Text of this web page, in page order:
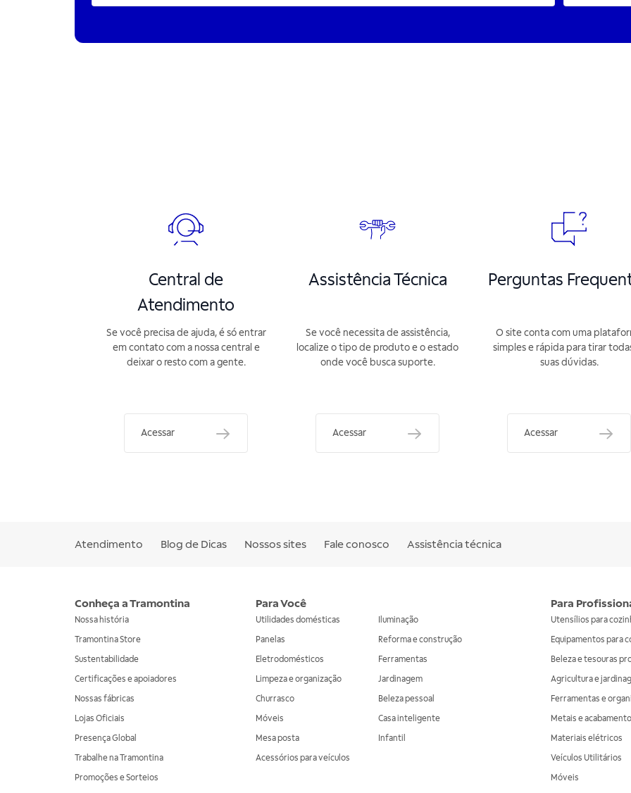
Central de
Atendimento
Se você precisa de ajuda, é só entrar
em contato com a nossa central e
deixar o resto com a gente.
Acessar
Assistência Técnica
Se você necessita de assistência,
localize o tipo de produto e o estado
onde você busca suporte.
Acessar
Perguntas
O site conta com uma
simples e rápida para tirar
suas dúvidas.
Acessar
Atendimento Blog de Dicas Nossos sites Fale conosco Assistência técnica
Conheça a Tramontina
Nossa história
Tramontina Store
Sustentabilidade
Certificações e apoiadores
Nossas fábricas
Lojas Oficiais
Presença Global
Trabalhe na Tramontina
Promoções e Sorteios
Para Você
Utilidades domésticas
Panelas
Eletrodomésticos
Limpeza e organização
Churrasco
Móveis
Mesa posta
Acessórios para veículos
Iluminação
Reforma e construção
Ferramentas
Jardinagem
Beleza pessoal
Casa inteligente
Infantil
Para
Utensílios para
Equipamentos para
Beleza e tesouras
Agricultura e
Ferramentas e
Metais e
Materiais elétricos
Veículos Utilitários
Móveis